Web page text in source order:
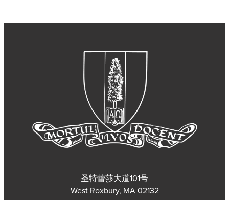
圣特蕾莎大道101号
West Roxbury, MA 02132